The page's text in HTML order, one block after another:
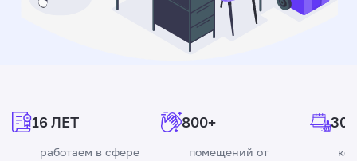
16 ЛЕТ
работаем в сфере
800+
помещений от